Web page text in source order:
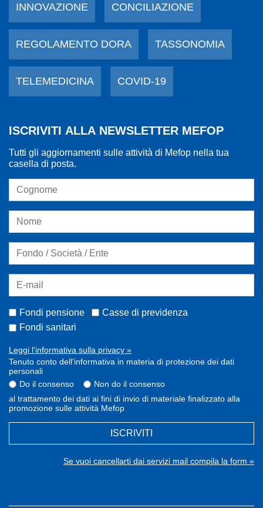
INNOVAZIONE CONCILIAZIONE
REGOLAMENTO DORA TASSONOMIA
TELEMEDICINA COVID-19
ISCRIVITI ALLA NEWSLETTER MEFOP
Tutti gli aggiornamenti sulle attività di Mefop nella tua
casella di posta.
Fondi pensione
Casse di previdenza
Fondi sanitari
Leggi l'informativa sulla privacy »
Tenuto conto dell'informativa in materia di protezione dei dati
personali
Do il consenso
Non do il consenso
al trattamento dei dati ai fini di invio di materiale finalizzato alla
promozione sulle attività Mefop
ISCRIVITI
Se vuoi cancellarti dai servizi mail compila la form »